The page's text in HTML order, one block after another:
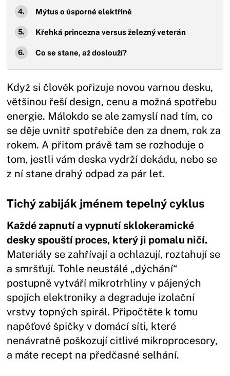
Mýtus o úsporné elektřině
Křehká princezna versus železný veterán
Co se stane, až doslouží?
Když si člověk pořizuje novou varnou desku,
většinou řeší design, cenu a možná spotřebu
energie. Málokdo se ale zamyslí nad tím, co
se děje uvnitř spotřebiče den za dnem, rok za
rokem. A přitom právě tam se rozhoduje o
tom, jestli vám deska vydrží dekádu, nebo se
z ní stane drahý odpad za pár let.
Tichý zabiják jménem tepelný cyklus
Každé zapnutí a vypnutí sklokeramické
desky spouští proces, který ji pomalu ničí.
Materiály se zahřívají a ochlazují, roztahují se
a smršťují. Tohle neustálé „dýchání“
postupně vytváří mikrotrhliny v pájených
spojích elektroniky a degraduje izolační
vrstvy topných spirál. Připočtěte k tomu
napěťové špičky v domácí síti, které
nenávratně poškozují citlivé mikroprocesory,
a máte recept na předčasné selhání.